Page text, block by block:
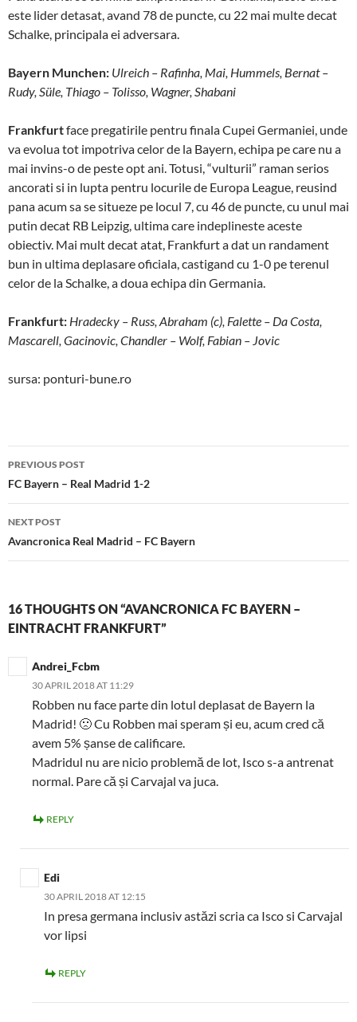
este lider detasat, avand 78 de puncte, cu 22 mai multe decat
Schalke, principala ei adversara.
Bayern Munchen: Ulreich – Rafinha, Mai, Hummels, Bernat –
Rudy, Süle, Thiago – Tolisso, Wagner, Shabani
Frankfurtface pregatirile pentru finala Cupei Germaniei, unde
va evolua tot impotriva celor de la Bayern, echipa pe care nu a
mai invins-o de peste opt ani. Totusi, “vulturii” raman serios
ancorati si in lupta pentru locurile de Europa League, reusind
pana acum sa se situeze pe locul 7, cu 46 de puncte, cu unul mai
putin decat RB Leipzig, ultima care indeplineste aceste
obiectiv. Mai mult decat atat, Frankfurt a dat un randament
bun in ultima deplasare oficiala, castigand cu 1-0 pe terenul
celor de la Schalke, a doua echipa din Germania.
Frankfurt: Hradecky – Russ, Abraham (c), Falette – Da Costa,
Mascarell, Gacinovic, Chandler – Wolf, Fabian – Jovic
sursa: ponturi-bune.ro
Post
navigation
PREVIOUS POST
FC Bayern – Real Madrid 1-2
NEXT POST
Avancronica Real Madrid – FC Bayern
16 THOUGHTS ON “AVANCRONICA FC BAYERN –
EINTRACHT FRANKFURT”
Andrei_Fcbm
30 APRIL 2018 AT 11:29
Robben nu face parte din lotul deplasat de Bayern la
Madrid! 🙁 Cu Robben mai speram și eu, acum cred că
avem 5% șanse de calificare.
Madridul nu are nicio problemă de lot, Isco s-a antrenat
normal. Pare că și Carvajal va juca.
REPLY
Edi
30 APRIL 2018 AT 12:15
In presa germana inclusiv astăzi scria ca Isco si Carvajal
vor lipsi
REPLY